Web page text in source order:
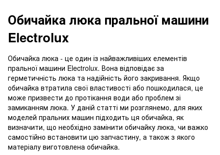
Обичайка люка пральної машини
Electrolux
Обичайка люка - це один із найважливіших елементів
пральної машини Electrolux. Вона відповідає за
герметичність люка та надійність його закривання. Якщо
обичайка втратила свої властивості або пошкодилася, це
може призвести до протікання води або проблем зі
замиканням люка. У даній статті ми розглянемо, для яких
моделей пральних машин підходить ця обичайка, як
визначити, що необхідно замінити обичайку люка, чи важко
самостійно встановити цю запчастину, а також з якого
матеріалу виготовлена обичайка.